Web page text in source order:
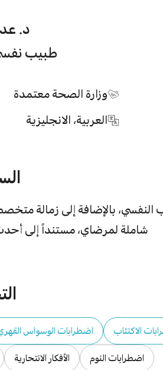
د.
طبيب
وزارة الصحة معتمدة
العربية، الانجليزية
بالإضافة إلى زمالة
شاملة لمرضاي، مستنداً إلى أحدث
الاكتئاب اضطرابات الوسواس
اضطرابات النوم الأفكار الانتحارية